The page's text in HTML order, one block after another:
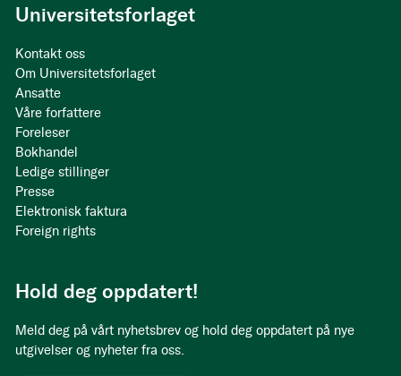
Universitetsforlaget
Kontakt oss
Om Universitetsforlaget
Ansatte
Våre forfattere
Foreleser
Bokhandel
Ledige stillinger
Presse
Elektronisk faktura
Foreign rights
Hold deg oppdatert!
Meld deg på vårt nyhetsbrev og hold deg oppdatert på nye
utgivelser og nyheter fra oss.